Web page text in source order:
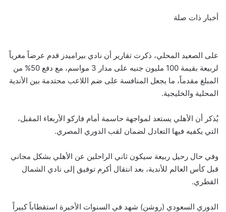
أخبار ذات صلة
على الصعيد المحلي، ذكرت تقارير أن نادي بيراميدز قدم عرضاً مغرياً
لربيعة بقيمة 100 مليون جنيه على مدار 3 مواسم، مع دفع 50% من
المبلغ مقدماً، ما يجعل المنافسة على ضم اللاعب محتدمة بين الأندية
المحلية والخليجية.
يُذكر أن الأهلي يستعد لمواجهة حاسمة أمام فاركو الأربعاء المقبل،
التي يكفيه فيها التعادل لضمان لقب الدوري المصري.
وفي حال رحيل ربيعة سيكون ثاني الراحلين عن الأهلي بشكل مجاني
قبل كأس العالم للأندية، بعد انتقال أكرم توفيق إلى نادي الشمال
القطري.
الدوري السعودي (روشن) شهد في السنوات الأخيرة استقطاباً كبيراً